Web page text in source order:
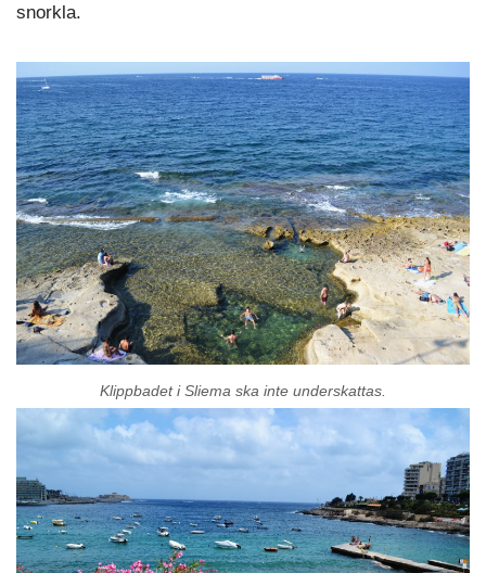
snorkla.
Klippbadet i Sliema ska inte underskattas.